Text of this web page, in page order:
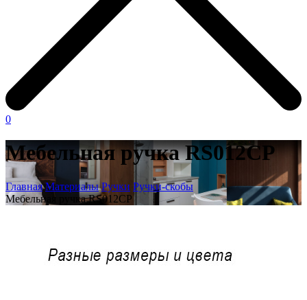
0
Мебельная ручка RS012CP
Главная Материалы Ручки Ручки-скобы
Мебельная ручка RS012CP